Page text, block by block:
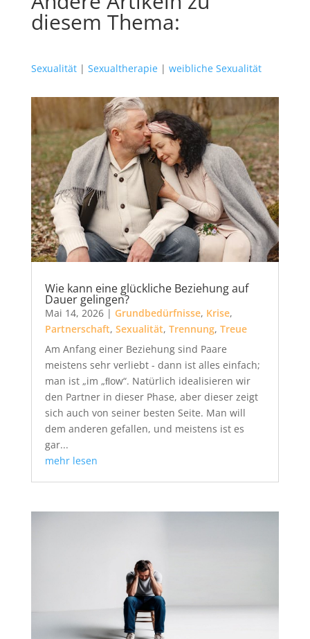
diesem Thema:
Sexualität| Sexualtherapie| weibliche Sexualität
Wie kann eine glückliche Beziehung auf
Dauer gelingen?
Mai 14, 2026| Grundbedürfnisse, Krise,
Partnerschaft, Sexualität, Trennung, Treue
Am Anfang einer Beziehung sind Paare
meistens sehr verliebt - dann ist alles einfach;
man ist „im „ﬂow“. Natürlich idealisieren wir
den Partner in dieser Phase, aber dieser zeigt
sich auch von seiner besten Seite. Man will
dem anderen gefallen, und meistens ist es
gar...
mehr lesen